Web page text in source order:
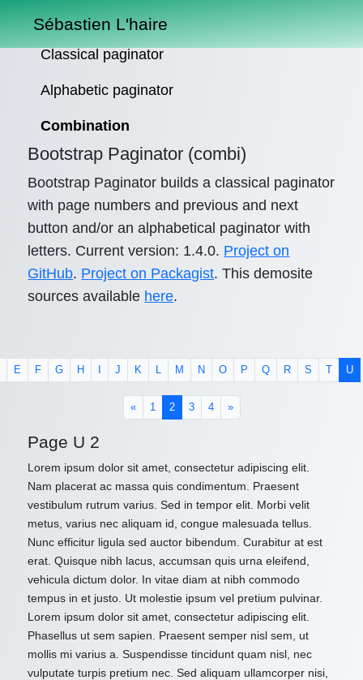
Sébastien L'haire
Classical paginator
Alphabetic paginator
Combination
Bootstrap Paginator (combi)
Bootstrap Paginator builds a classical paginator
with page numbers and previous and next
button and/or an alphabetical paginator with
letters. Current version: 1.4.0. Project on
GitHub. Project on Packagist. This demosite
sources available here.
E F G H J K L M N O P Q R S U
« 1 2(current)
3 4 »
Page U 2
Lorem ipsum dolor sit amet, consectetur adipiscing elit.
Nam placerat ac massa quis condimentum. Praesent
vestibulum rutrum varius. Sed in tempor elit. Morbi velit
metus, varius nec aliquam id, congue malesuada tellus.
Nunc efficitur ligula sed auctor bibendum. Curabitur at est
erat. Quisque nibh lacus, accumsan quis urna eleifend,
vehicula dictum dolor. In vitae diam at nibh commodo
tempus in et justo. Ut molestie ipsum vel pretium pulvinar.
Lorem ipsum dolor sit amet, consectetur adipiscing elit.
Phasellus ut sem sapien. Praesent semper nisl sem, ut
mollis mi varius a. Suspendisse tincidunt quam nisl, nec
vulputate turpis pretium nec. Sed aliquam ullamcorper nisi,